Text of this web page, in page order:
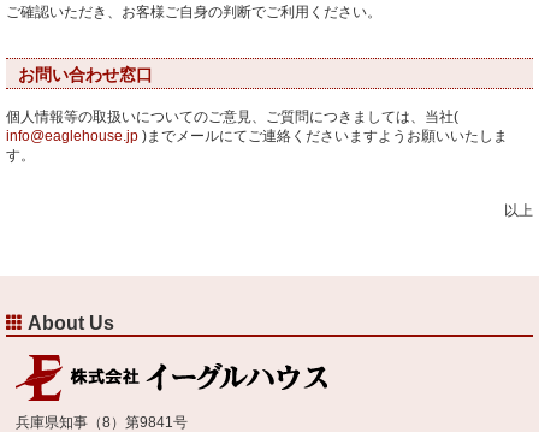
ご確認いただき、お客様ご自身の判断でご利用ください。
お問い合わせ窓口
個人情報等の取扱いについてのご意見、ご質問につきましては、当社(
info@eaglehouse.jp )までメールにてご連絡くださいますようお願いいたしま
す。
以上
About Us
兵庫県知事（8）第9841号